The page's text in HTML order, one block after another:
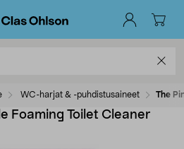
WC-harjat & -puhdistusaineet The
Foaming Toilet Cleaner